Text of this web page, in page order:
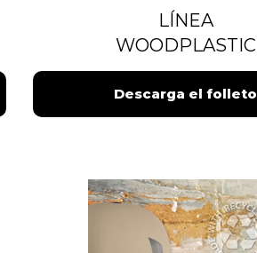
LÍNEA
WOODPLASTIC
Descarga el folleto